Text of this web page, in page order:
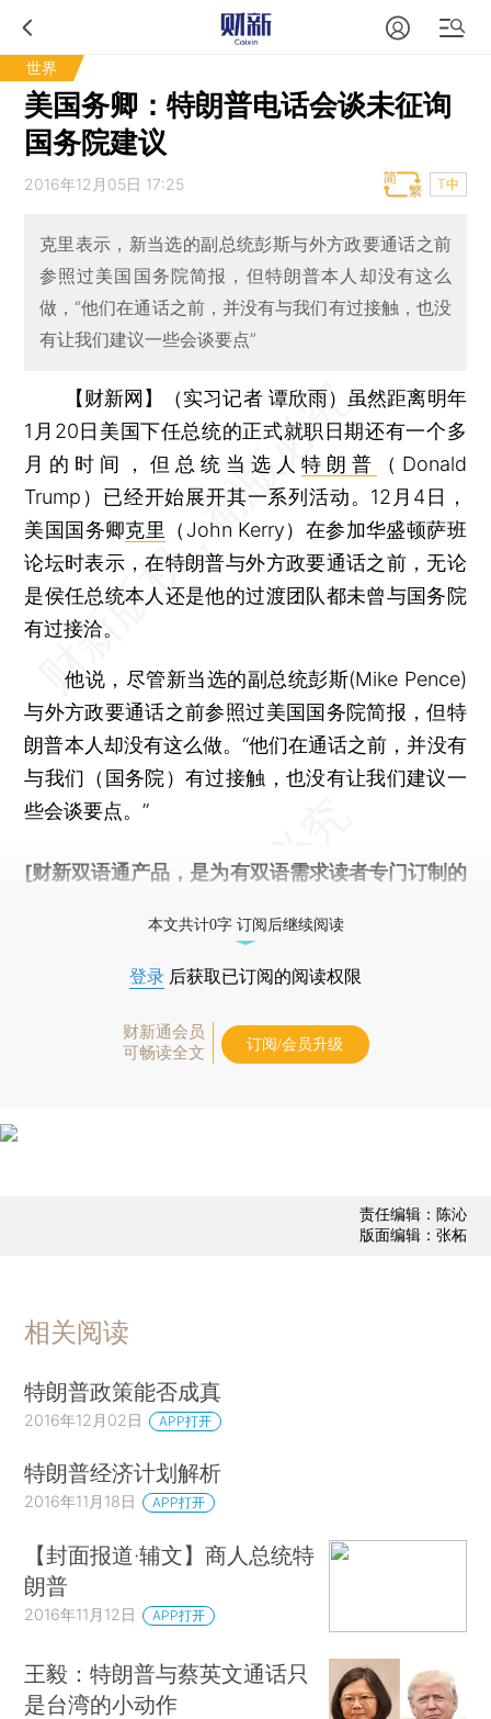
世界
美国务卿：特朗普电话会谈未征询
国务院建议
2016年12月05日 17:25 T中
克里表示，新当选的副总统彭斯与外方政要通话之前
参照过美国国务院简报，但特朗普本人却没有这么
做，“他们在通话之前，并没有与我们有过接触，也没
有让我们建议一些会谈要点”
【财新网】（实习记者 谭欣雨） 虽然距离明年
1月20日美国下任总统的正式就职日期还有一个多
月的时间，但总统当选人 特朗普
（Donald
Trump）已经开始展开其一系列活动。12月4日，
美国国务卿克里
（John Kerry）在参加华盛顿萨班
论坛时表示，在特朗普与外方政要通话之前，无论
是侯任总统本人还是他的过渡团队都未曾与国务院
有过接洽。
他说，尽管新当选的副总统彭斯(Mike Pence)
与外方政要通话之前参照过美国国务院简报，但特
朗普本人却没有这么做。“他们在通话之前，并没有
与我们（国务院）有过接触，也没有让我们建议一
些会谈要点。”
[财新双语通产品，是为有双语需求读者专门订制的
本文共计0字 订阅后继续阅读
登录 后获取已订阅的阅读权限
财新通会员
可畅读全文
订阅/会员升级
责任编辑：陈沁
版面编辑：张柘
相关阅读
特朗普政策能否成真
2016年12月02日 APP打开
特朗普经济计划解析
2016年11月18日 APP打开
【封面报道·辅文】商人总统特
朗普
2016年11月12日 APP打开
王毅：特朗普与蔡英文通话只
是台湾的小动作